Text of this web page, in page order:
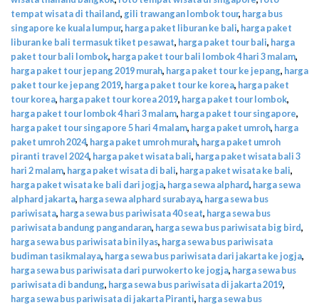
tempat wisata di thailand, gili trawangan lombok tour, harga bus
singapore ke kuala lumpur, harga paket liburan ke bali, harga paket
liburan ke bali termasuk tiket pesawat, harga paket tour bali, harga
paket tour bali lombok, harga paket tour bali lombok 4 hari 3 malam,
harga paket tour jepang 2019 murah, harga paket tour ke jepang, harga
paket tour ke jepang 2019, harga paket tour ke korea, harga paket
tour korea, harga paket tour korea 2019, harga paket tour lombok,
harga paket tour lombok 4 hari 3 malam, harga paket tour singapore,
harga paket tour singapore 5 hari 4 malam, harga paket umroh, harga
paket umroh 2024, harga paket umroh murah, harga paket umroh
piranti travel 2024, harga paket wisata bali, harga paket wisata bali 3
hari 2 malam, harga paket wisata di bali, harga paket wisata ke bali,
harga paket wisata ke bali dari jogja, harga sewa alphard, harga sewa
alphard jakarta, harga sewa alphard surabaya, harga sewa bus
pariwisata, harga sewa bus pariwisata 40 seat, harga sewa bus
pariwisata bandung pangandaran, harga sewa bus pariwisata big bird,
harga sewa bus pariwisata bin ilyas, harga sewa bus pariwisata
budiman tasikmalaya, harga sewa bus pariwisata dari jakarta ke jogja,
harga sewa bus pariwisata dari purwokerto ke jogja, harga sewa bus
pariwisata di bandung, harga sewa bus pariwisata di jakarta 2019,
harga sewa bus pariwisata di jakarta Piranti, harga sewa bus